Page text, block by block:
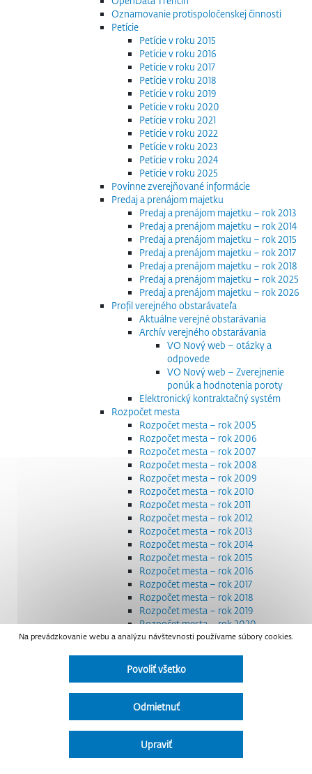
Oznamovanie protispoločenskej činnosti
Petície
Petície v roku 2015
Petície v roku 2016
Petície v roku 2017
Petície v roku 2018
Petície v roku 2019
Petície v roku 2020
Petície v roku 2021
Petície v roku 2022
Petície v roku 2023
Petície v roku 2024
Petície v roku 2025
Povinne zverejňované informácie
Predaj a prenájom majetku
Predaj a prenájom majetku – rok 2013
Predaj a prenájom majetku – rok 2014
Predaj a prenájom majetku – rok 2015
Predaj a prenájom majetku – rok 2017
Predaj a prenájom majetku – rok 2018
Predaj a prenájom majetku – rok 2025
Predaj a prenájom majetku – rok 2026
Profil verejného obstarávateľa
Aktuálne verejné obstarávania
Archív verejného obstarávania
VO Nový web – otázky a
odpovede
VO Nový web – Zverejnenie
ponúk a hodnotenia poroty
Elektronický kontraktačný systém
Rozpočet mesta
Rozpočet mesta – rok 2005
Rozpočet mesta – rok 2006
Rozpočet mesta – rok 2007
Rozpočet mesta – rok 2008
Rozpočet mesta – rok 2009
Rozpočet mesta – rok 2010
Rozpočet mesta – rok 2011
Rozpočet mesta – rok 2012
Rozpočet mesta – rok 2013
Rozpočet mesta – rok 2014
Rozpočet mesta – rok 2015
Rozpočet mesta – rok 2016
Rozpočet mesta – rok 2017
Rozpočet mesta – rok 2018
Rozpočet mesta – rok 2019
Rozpočet mesta – rok 2020
Rozpočet mesta – rok 2021
Rozpočet mesta – rok 2023
Rozpočet mesta – rok 2024
Rozpočet mesta – rok 2026
Strategické dokumenty
Transparentnosť a výdavky na štátnu reklamu
Úradná tabuľa
Na prevádzkovanie webu a analýzu návštevnosti používame súbory cookies.
Povoliť všetko
Odmietnuť
Upraviť